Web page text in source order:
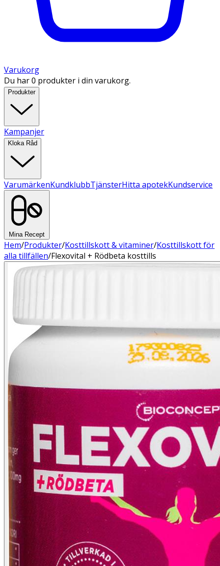
Varukorg
Du har 0 produkter i din varukorg.
Produkter
Kampanjer
Kloka Råd
VarumärkenKundklubbTjänsterHitta apotekKundservice
Mina Recept
Hem/Produkter/Kosttillskott & vitaminer/Kosttillskott för
alla tillfällen/Flexovital + Rödbeta kosttills